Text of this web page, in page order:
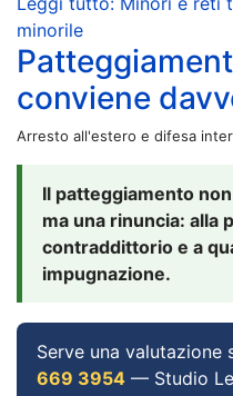
minorile
conviene
Arresto all'estero e difesa
Il patteggiamento
ma una rinuncia: alla
contraddittorio e a
impugnazione.
Serve una valutazione
669 3954 — Studio